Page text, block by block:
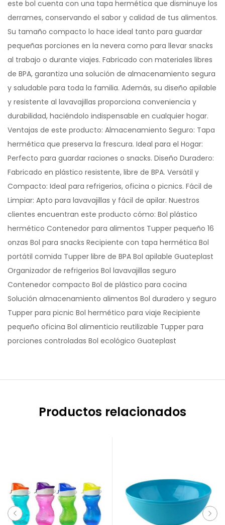
este bol cuenta con una tapa hermética que disminuye los
derrames, conservando el sabor y calidad de tus alimentos.
Su tamaño compacto lo hace ideal tanto para guardar
pequeñas porciones en la nevera como para llevar snacks
al trabajo o durante viajes. Fabricado con materiales libres
de BPA, garantiza una solución de almacenamiento segura
y saludable para toda la familia. Además, su diseño apilable
y resistente al lavavajillas proporciona conveniencia y
durabilidad, haciéndolo indispensable en cualquier hogar.
Ventajas de este producto: Almacenamiento Seguro: Tapa
hermética que preserva la frescura. Ideal para el Hogar:
Perfecto para guardar raciones o snacks. Diseño Duradero:
Fabricado en plástico resistente, libre de BPA. Versátil y
Compacto: Ideal para refrigerios, oficina o picnics. Fácil de
Limpiar: Apto para lavavajillas y fácil de apilar. Nuestros
clientes encuentran este producto cómo: Bol plástico
hermético Contenedor para alimentos Tupper pequeño 16
onzas Bol para snacks Recipiente con tapa hermética Bol
portátil comida Tupper libre de BPA Bol apilable Guateplast
Organizador de refrigerios Bol lavavajillas seguro
Contenedor compacto Bol de plástico para cocina
Solución almacenamiento alimentos Bol duradero y seguro
Tupper para picnic Bol hermético para viaje Recipiente
pequeño oficina Bol alimenticio reutilizable Tupper para
porciones controladas Bol ecológico Guateplast
Productos relacionados